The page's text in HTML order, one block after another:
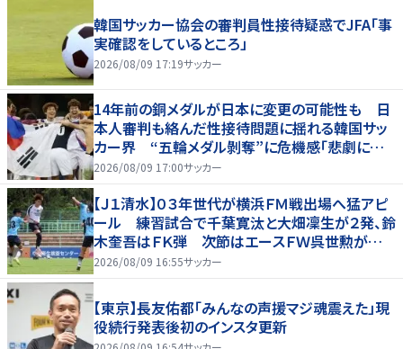
韓国サッカー協会の審判員性接待疑惑でJFA「事
実確認をしているところ」
2026/08/09 17:19サッカー
14年前の銅メダルが日本に変更の可能性も 日
本人審判も絡んだ性接待問題に揺れる韓国サッ
カー界 “五輪メダル剝奪”に危機感「悲劇に見
舞われる」
2026/08/09 17:00サッカー
【Ｊ１清水】０３年世代が横浜ＦＭ戦出場へ猛アピ
ール 練習試合で千葉寛汰と大畑凜生が２発、鈴
木奎吾はＦＫ弾 次節はエースＦＷ呉世勲が出
場停止
2026/08/09 16:55サッカー
【東京】長友佑都「みんなの声援マジ魂震えた」現
役続行発表後初のインスタ更新